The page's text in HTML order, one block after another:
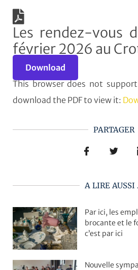
Les rendez-vous
février 2026 au
Download
This browser does not support
download the PDF to view it:
PARTAGER
A LIRE AUSSI
Par ici, les
brocante et le
c’est par ici
Nouvelle